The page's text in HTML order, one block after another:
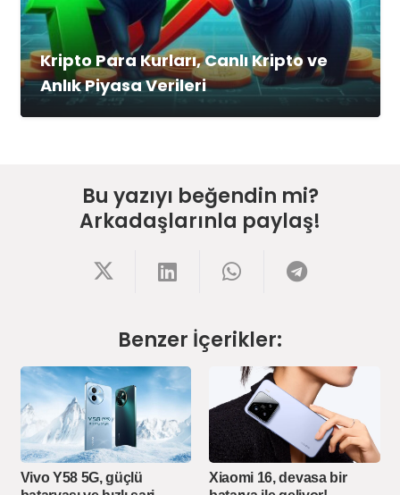
Kripto Para Kurları, Canlı Kripto ve
Anlık Piyasa Verileri
Bu yazıyı beğendin mi?
Arkadaşlarınla paylaş!
Benzer İçerikler:
Vivo Y58 5G, güçlü
Xiaomi 16, devasa bir